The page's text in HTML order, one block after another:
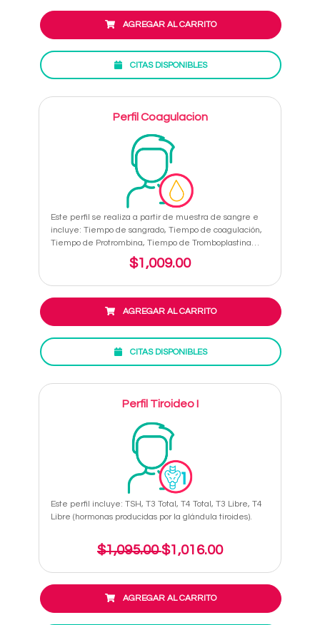
AGREGAR AL CARRITO
CITAS DISPONIBLES
Perfil Coagulacion
Este perfil se realiza a partir de muestra de sangre e
incluye: Tiempo de sangrado, Tiempo de coagulación,
Tiempo de Protrombina, Tiempo de Tromboplastina
Parcial y Plaquetas, son estudios para conocer el tiempo
que la sangre tarda en formar un coágulo.
$1,009.00
AGREGAR AL CARRITO
CITAS DISPONIBLES
Perfil Tiroideo I
Este perfil incluye: TSH, T3 Total, T4 Total, T3 Libre, T4
Libre (hormonas producidas por la glándula tiroides).
$1,095.00$1,016.00
AGREGAR AL CARRITO